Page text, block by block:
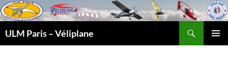
ULM Paris – Véliplane